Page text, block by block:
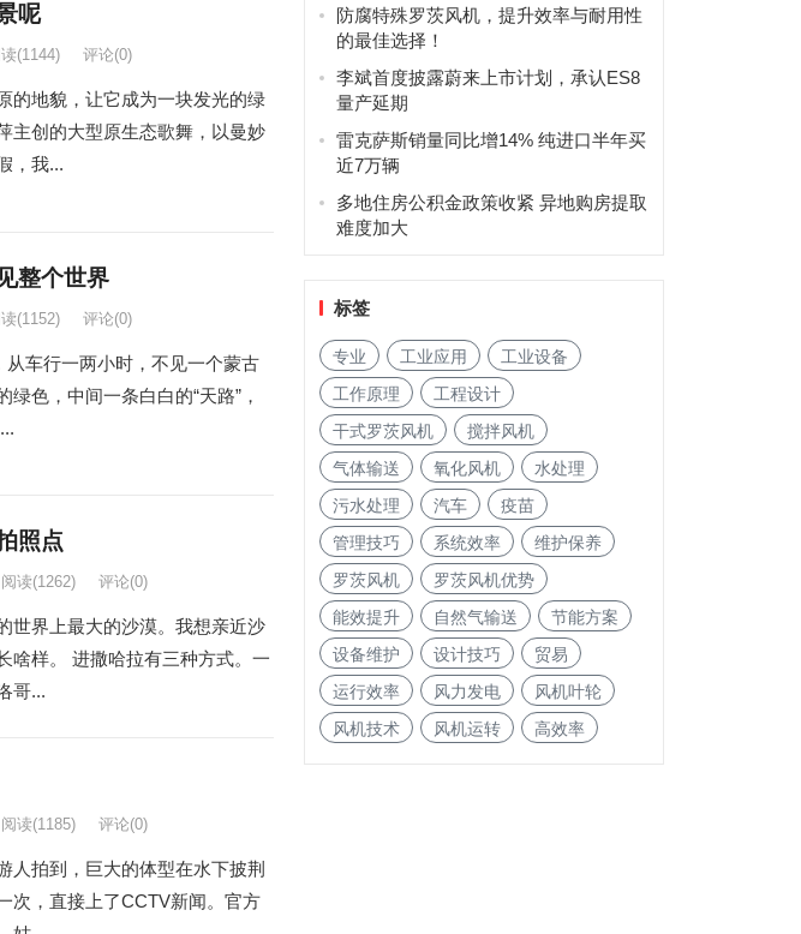
呢
(1144) 评论(0)
的地貌，让它成为一块发光的绿
主创的大型原生态歌舞，以曼妙
，我...
整个世界
(1152) 评论(0)
从车行一两小时，不见一个蒙古
色，中间一条白白的“天路”，
照点
阅读(1262) 评论(0)
世界上最大的沙漠。我想亲近沙
啥样。 进撒哈拉有三种方式。一
哥...
阅读(1185) 评论(0)
人拍到，巨大的体型在水下披荆
次，直接上了CCTV新闻。官方
防腐特殊罗茨风机，提升效率与耐用性
的最佳选择！
李斌首度披露蔚来上市计划，承认ES8
量产延期
雷克萨斯销量同比增14% 纯进口半年买
近7万辆
多地住房公积金政策收紧 异地购房提取
难度加大
标签
专业 工业应用
工业设备
工作原理
工程设计
干式罗茨风机
搅拌风机
气体输送
氧化风机
水处理
污水处理
汽车
疫苗
管理技巧
系统效率
维护保养
罗茨风机
罗茨风机优势
能效提升
自然气输送
节能方案
设备维护
设计技巧
贸易
运行效率
风力发电
风机叶轮
风机技术
风机运转 高效率